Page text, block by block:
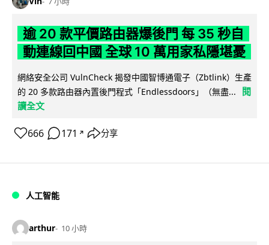
逾 20 款平價路由器爆後門 每 35 秒自
動連線回中國 全球 10 萬用家私隱堪憂
網絡安全公司 VulnCheck 揭發中國智博通電子（Zbtlink）生產
的 20 多款路由器內置後門程式「Endlessdoors」（無盡...
閱
讀全文
666 171 ↗ 分享
人工智能
arthur 10 小時